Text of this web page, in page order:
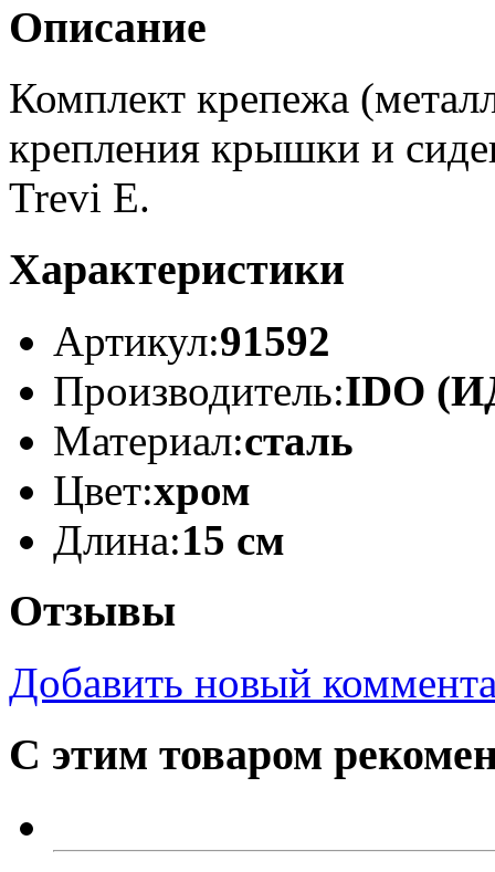
Описание
Комплект крепежа
крепления крышки и
Trevi E.
Характеристики
Артикул:91592
Производитель:IDO
Материал:сталь
Цвет:хром
Длина:15 см
Отзывы
Добавить новый
С этим товаром